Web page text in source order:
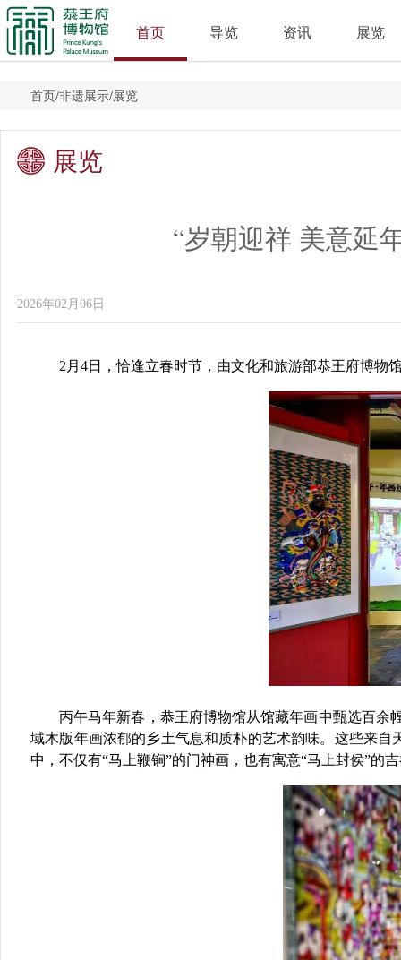
首页 导览 资讯 展览
首页/非遗展示/展览
展览
“岁朝迎祥 美意延
2026年02月06日
2月4日，恰逢立春时节，由文化和旅游部恭王府博物
丙午马年新春，恭王府博物馆从馆藏年画中甄选百余
域木版年画浓郁的乡土气息和质朴的艺术韵味。这些来自
中，不仅有“马上鞭锏”的门神画 ，也有寓意“马上封侯”的